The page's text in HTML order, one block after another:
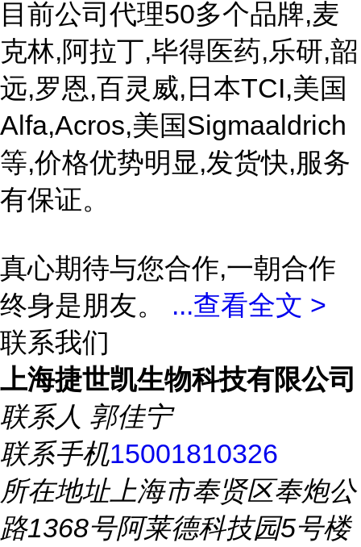
目前公司代理50多个品牌,麦
克林,阿拉丁,毕得医药,乐研,韶
远,罗恩,百灵威,日本TCI,美国
Alfa,Acros,美国Sigmaaldrich
等,价格优势明显,发货快,服务
有保证。
真心期待与您合作,一朝合作
终身是朋友。 ...查看全文 >
联系我们
上海捷世凯生物科技有限公司
联系人 郭佳宁
联系手机15001810326
所在地址上海市奉贤区奉炮公
路1368号阿莱德科技园5号楼